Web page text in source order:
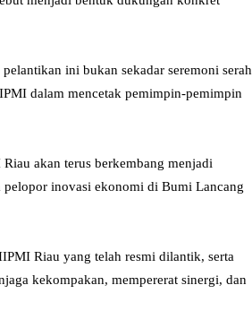
ini bukan sekadar seremoni serah
dalam mencetak pemimpin-pemimpin
akan terus berkembang menjadi
inovasi ekonomi di Bumi Lancang
Riau yang telah resmi dilantik, serta
kekompakan, mempererat sinergi, dan